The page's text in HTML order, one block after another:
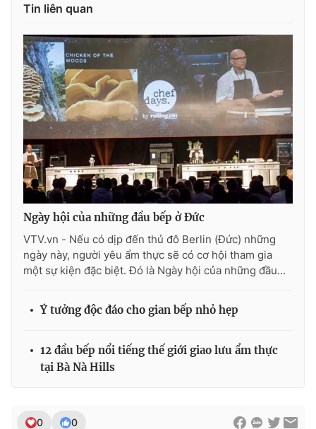
THỜI BÁO VTV
Theo dõi báo trên
Cơ quan chủ quản:Đài Truyền hình Việt Nam
Cơ quan báo chí: Thời báo VTV
Giấy phép hoạt động báo in và báo điện tử số 483/GP-BTTTT
Tổng Biên tập:Vũ Thanh Thủy
Phó Tổng Biên tập: Nguyễn Thị Mỹ Hạnh, Phạm Quốc Thắng,
Tổng đài VTV:
024.38 355 931 - 024.38 355 932
toasoan@vtv.vn
Liên hệ quảng cáo:024-7300.7108
Tin liên quan
Ngày hội của những đầu bếp ở Đức
VTV.vn - Nếu có dịp đến thủ đô Berlin (Đức) những
ngày này, người yêu ẩm thực sẽ có cơ hội tham gia
một sự kiện đặc biệt. Đó là Ngày hội của những đầu...
Ý tưởng độc đáo cho gian bếp nhỏ hẹp
12 đầu bếp nổi tiếng thế giới giao lưu ẩm thực
tại Bà Nà Hills
0 0